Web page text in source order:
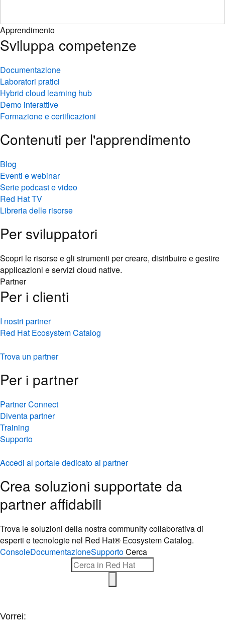
Apprendimento
Sviluppa competenze
Documentazione
Laboratori pratici
Hybrid cloud learning hub
Demo interattive
Formazione e certificazioni
Contenuti per l'apprendimento
Blog
Eventi e webinar
Serie podcast e video
Red Hat TV
Libreria delle risorse
Per sviluppatori
Scopri le risorse e gli strumenti per creare, distribuire e gestire
applicazioni e servizi cloud native.
Partner
Per i clienti
I nostri partner
Red Hat Ecosystem Catalog
Trova un partner
Per i partner
Partner Connect
Diventa partner
Training
Supporto
Accedi al portale dedicato ai partner
Crea soluzioni supportate da
partner affidabili
Trova le soluzioni della nostra community collaborativa di
esperti e tecnologie nel Red Hat® Ecosystem Catalog.
ConsoleDocumentazioneSupportoCerca
Vorrei: